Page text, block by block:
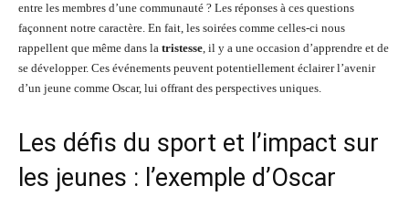
entre les membres d’une communauté ? Les réponses à ces questions
façonnent notre caractère. En fait, les soirées comme celles-ci nous
rappellent que même dans la tristesse, il y a une occasion d’apprendre et de
se développer. Ces événements peuvent potentiellement éclairer l’avenir
d’un jeune comme Oscar, lui offrant des perspectives uniques.
Les défis du sport et l’impact sur
les jeunes : l’exemple d’Oscar